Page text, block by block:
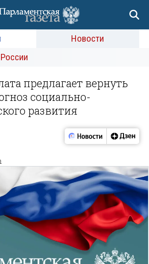
Новости
предлагает вернуть
социально-
развития